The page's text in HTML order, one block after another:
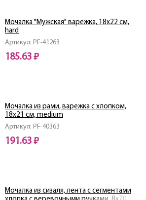
Артикул: PF-41263
Мочалка "Мужская" варежка, 18х22 см,
hard
185.63 ₽
Артикул: PF-40363
Мочалка из рами, варежка с хлопком,
18х21 см, medium
191.63 ₽
Мочалка из сизаля, лента с сегментами